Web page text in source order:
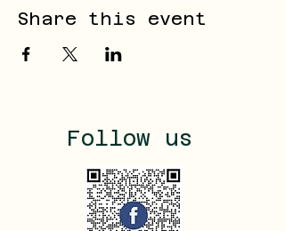
Share this event
Follow us